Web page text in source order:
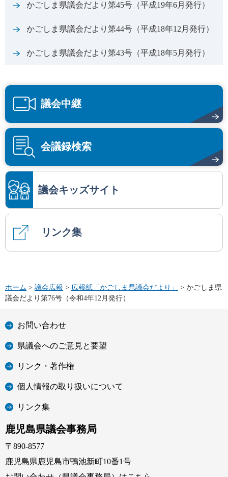
かごしま県議会だより第45号（平成19年6月発行）
かごしま県議会だより第44号（平成18年12月発行）
かごしま県議会だより第43号（平成18年5月発行）
議会中継
会議録検索
議会キッズサイト
リンク集
ホーム > 議会広報 > 広報紙「かごしま県議会だより」
> かごしま県
議会だより第76号（令和4年12月発行）
お問い合わせ
県議会へのご意見と要望
リンク・著作権
個人情報の取り扱いについて
リンク集
鹿児島県議会事務局
〒890-8577
鹿児島県鹿児島市鴨池新町10番1号